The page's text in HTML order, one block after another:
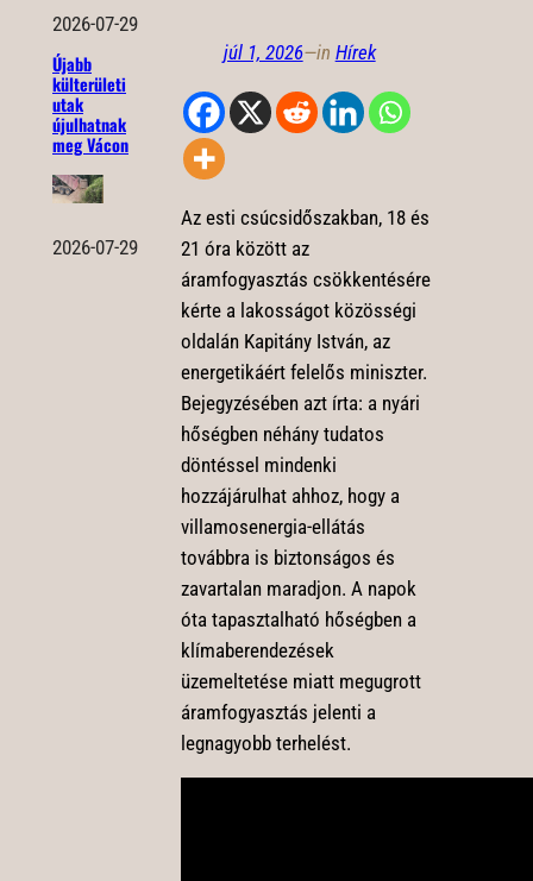
2026-07-29
Újabb
külterületi
utak
újulhatnak
meg Vácon
2026-07-29
júl 1, 2026—in Hírek
Az esti csúcsidőszakban, 18 és
21 óra között az
áramfogyasztás csökkentésére
kérte a lakosságot közösségi
oldalán Kapitány István, az
energetikáért felelős miniszter.
Bejegyzésében azt írta: a nyári
hőségben néhány tudatos
döntéssel mindenki
hozzájárulhat ahhoz, hogy a
villamosenergia-ellátás
továbbra is biztonságos és
zavartalan maradjon. A napok
óta tapasztalható hőségben a
klímaberendezések
üzemeltetése miatt megugrott
áramfogyasztás jelenti a
legnagyobb terhelést.